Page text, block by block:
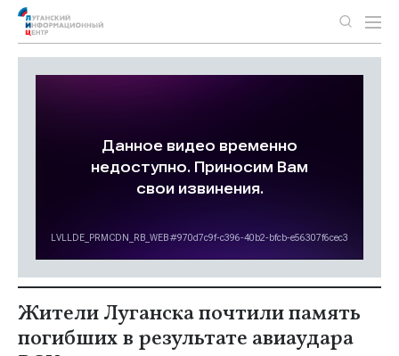
Жители Луганска почтили память
погибших в результате авиаудара